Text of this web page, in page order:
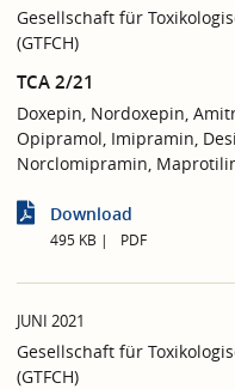
Gesellschaft für
(GTFCH)
TCA 2/21
Doxepin, Nordoxepin,
Opipramol, Imipramin,
Norclomipramin,
Download
495 KB PDF
JUNI 2021
Gesellschaft für
(GTFCH)